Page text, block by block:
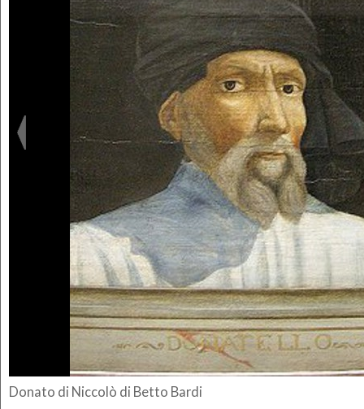
Donato di Niccolò di Betto Bardi